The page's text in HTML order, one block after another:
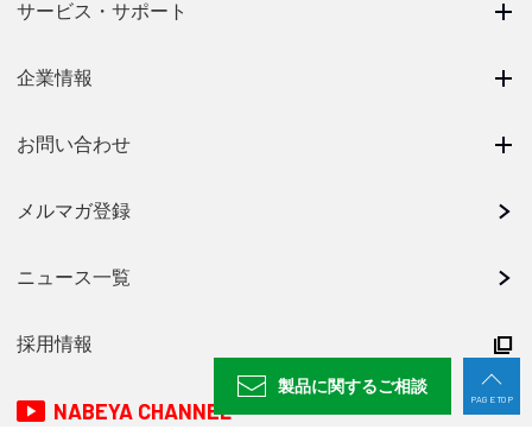
製品に関するご相談
PAGE TOP
サービス・サポート
企業情報
お問い合わせ
メルマガ登録
ニュース一覧
採用情報
NABEYA CHANNEL